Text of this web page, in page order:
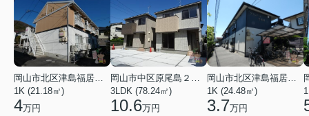
岡山市北区津島福居１丁目
1K (21.18㎡)
4万円
岡山市中区原尾島２丁目
3LDK (78.24㎡)
10.6万円
岡山市北区津島福居１丁目
1K (24.48㎡)
3.7万円